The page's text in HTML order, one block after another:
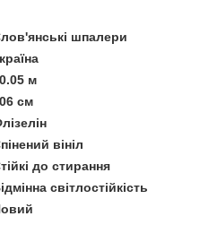
шпалери
м
см
вініл
до стирання
світлостійкість